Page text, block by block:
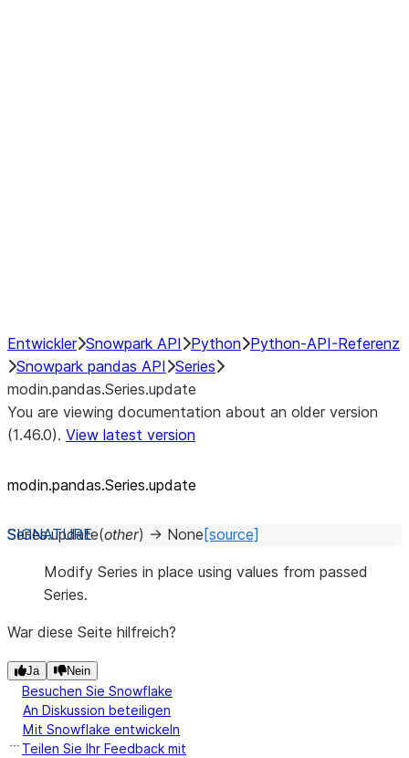
Entwickler Snowpark API Python Python-API-Referenz
Snowpark pandas API Series
modin.pandas.Series.update
You are viewing documentation about an older version
(1.46.0). View latest version
modin.pandas.Series.update
Series.update(other) → None [source]
Modify Series in place using values from passed
Series.
War diese Seite hilfreich?
Ja Nein
Besuchen Sie Snowflake
An Diskussion beteiligen
Mit Snowflake entwickeln
Teilen Sie Ihr Feedback mit